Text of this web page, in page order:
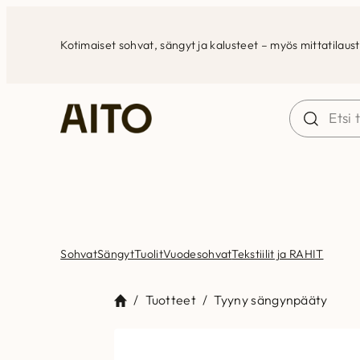
Kotimaiset sohvat, sängyt ja kalusteet – myös
SohvatSängytTuolitVuodesohvatTekstiilit ja RAHIT
/ Tuotteet / Tyyny sängynpääty